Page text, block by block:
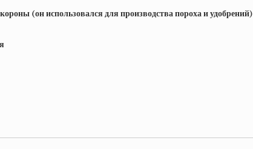
(он использовался для производства пороха и удобрений)